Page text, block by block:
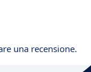
una recensione.